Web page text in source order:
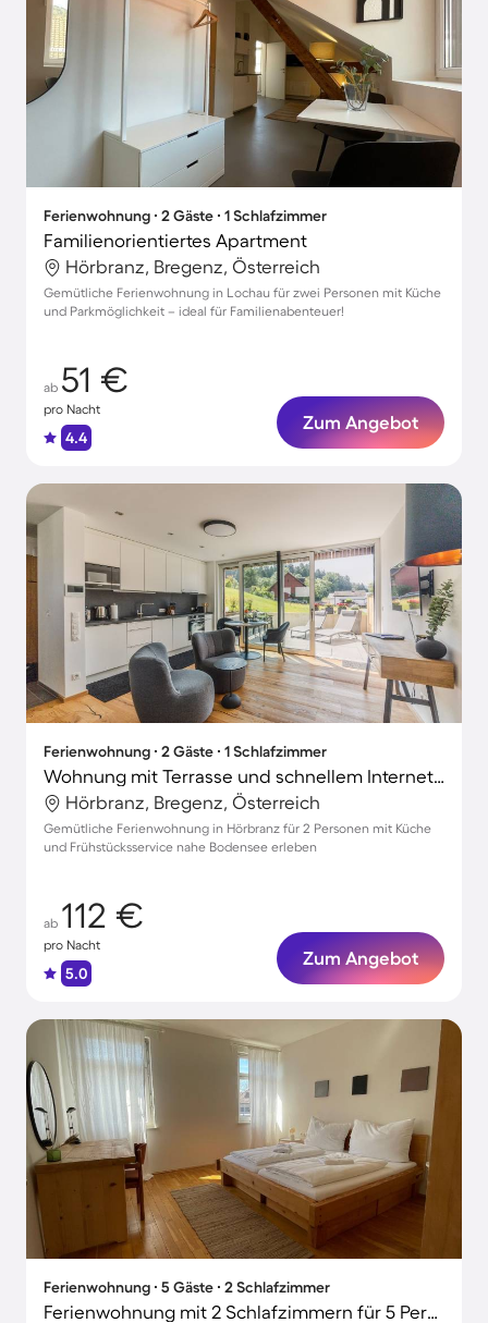
Ferienwohnung ∙ 2 Gäste ∙ 1 Schlafzimmer
Familienorientiertes Apartment
Hörbranz, Bregenz, Österreich
Gemütliche Ferienwohnung in Lochau für zwei Personen mit Küche
und Parkmöglichkeit – ideal für Familienabenteuer!
ab 51 €
pro Nacht
4.4
Zum Angebot
Ferienwohnung ∙ 2 Gäste ∙ 1 Schlafzimmer
Wohnung mit Terrasse und schnellem Internet | Gartenblick
Hörbranz, Bregenz, Österreich
Gemütliche Ferienwohnung in Hörbranz für 2 Personen mit Küche
und Frühstücksservice nahe Bodensee erleben
ab 112 €
pro Nacht
5.0
Zum Angebot
Ferienwohnung ∙ 5 Gäste ∙ 2 Schlafzimmer
Ferienwohnung mit 2 Schlafzimmern für 5 Personen